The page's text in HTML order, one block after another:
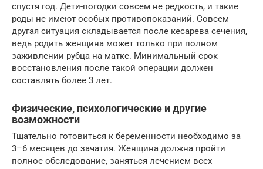
спустя год. Дети-погодки совсем не редкость, и такие
роды не имеют особых противопоказаний. Совсем
другая ситуация складывается после кесарева сечения,
ведь родить женщина может только при полном
заживлении рубца на матке. Минимальный срок
восстановления после такой операции должен
составлять более 3 лет.
Физические, психологические и другие
возможности
Тщательно готовиться к беременности необходимо за
3–6 месяцев до зачатия. Женщина должна пройти
полное обследование, заняться лечением всех